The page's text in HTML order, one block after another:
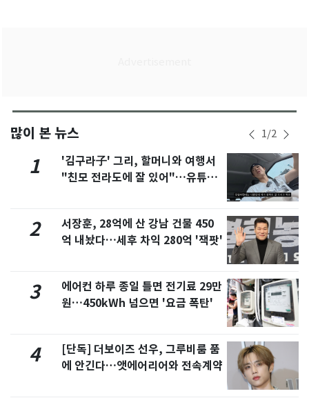
많이 본 뉴스 1/2
1
'김구라子' 그리, 할머니와 여행서
"친모 전라도에 잘 있어"…유튜브
2
서장훈, 28억에 산 강남 건물 450
억 내놨다…세후 차익 280억 '잭팟'
3
에어컨 하루 종일 틀면 전기료 29만
원…450kWh 넘으면 '요금 폭탄'
4
[단독] 더보이즈 선우, 그루비룸 품
에 안긴다…앳에어리어와 전속계약